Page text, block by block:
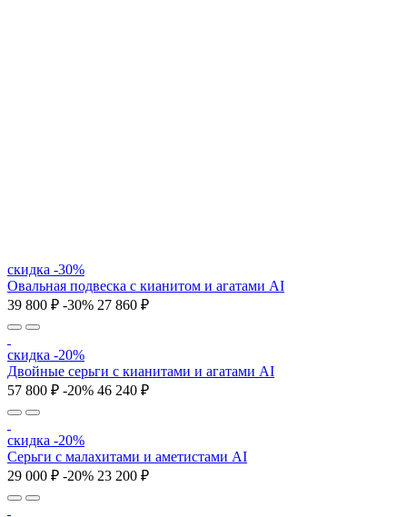
скидка -30%
Овальная подвеска с кианитом и агатами AI
39 800 ₽ -30% 27 860 ₽
скидка -20%
Двойные серьги с кианитами и агатами AI
57 800 ₽ -20% 46 240 ₽
скидка -20%
Серьги c малахитами и аметистами AI
29 000 ₽ -20% 23 200 ₽